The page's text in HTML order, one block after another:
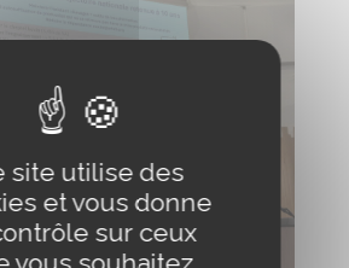
site utilise des
et vous donne
sur ceux
vous souhaitez